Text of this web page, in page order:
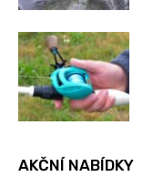
AKČNÍ NABÍDKY